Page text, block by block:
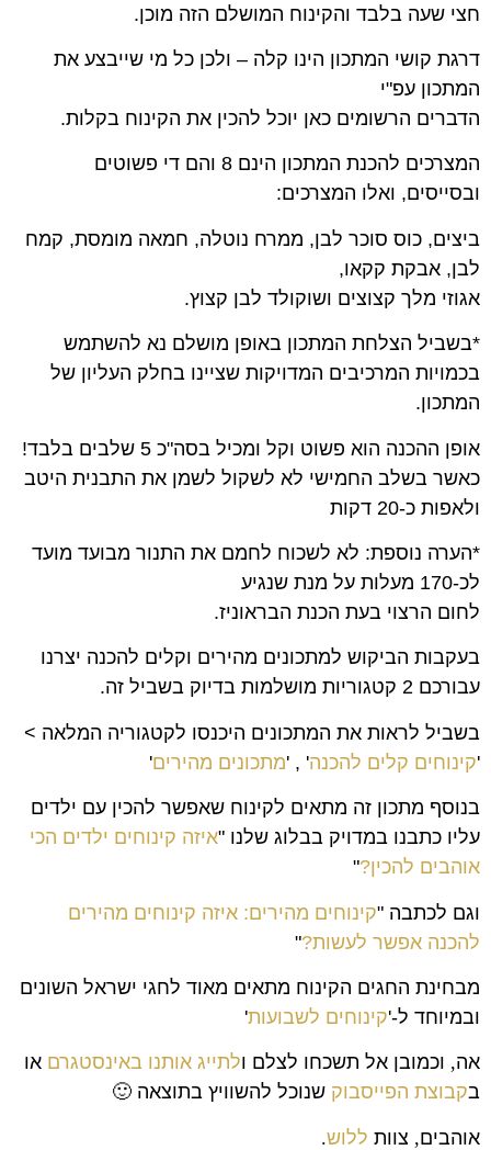
חצי שעה בלבד והקינוח המושלם הזה מוכן.
דרגת קושי המתכון הינו קלה – ולכן כל מי שייבצע את
המתכון עפ"י
הדברים הרשומים כאן יוכל להכין את הקינוח בקלות.
המצרכים להכנת המתכון הינם 8 והם די פשוטים
ובסייסים, ואלו המצרכים:
ביצים, כוס סוכר לבן, ממרח נוטלה, חמאה מומסת, קמח
לבן, אבקת קקאו,
אגוזי מלך קצוצים ושוקולד לבן קצוץ.
*בשביל הצלחת המתכון באופן מושלם נא להשתמש
בכמויות המרכיבים המדויקות שציינו בחלק העליון של
המתכון.
אופן ההכנה הוא פשוט וקל ומכיל בסה"כ 5 שלבים בלבד!
כאשר בשלב החמישי לא לשקול לשמן את התבנית היטב
ולאפות כ-20 דקות
*הערה נוספת: לא לשכוח לחמם את התנור מבועד מועד
לכ-170 מעלות על מנת שנגיע
לחום הרצוי בעת הכנת הבראוניז.
בעקבות הביקוש למתכונים מהירים וקלים להכנה יצרנו
עבורכם 2 קטגוריות מושלמות בדיוק בשביל זה.
בשביל לראות את המתכונים היכנסו לקטגוריה המלאה >
'קינוחים קלים להכנה' , 'מתכונים מהירים'
בנוסף מתכון זה מתאים לקינוח שאפשר להכין עם ילדים
עליו כתבנו במדויק בבלוג שלנו "איזה קינוחים ילדים הכי
אוהבים להכין?"
וגם לכתבה "קינוחים מהירים: איזה קינוחים מהירים
להכנה אפשר לעשות?"
מבחינת החגים הקינוח מתאים מאוד לחגי ישראל השונים
ובמיוחד ל-'קינוחים לשבועות'
אה, וכמובן אל תשכחו לצלם ולתייג אותנו באינסטגרם או
בקבוצת הפייסבוק שנוכל להשוויץ בתוצאה 🙂
אוהבים, צוות ללוש.